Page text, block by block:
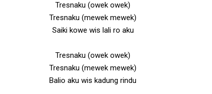
Tresnaku (owek owek)
Tresnaku (mewek mewek)
Saiki kowe wis lali ro aku
Tresnaku (owek owek)
Tresnaku (mewek mewek)
Balio aku wis kadung rindu